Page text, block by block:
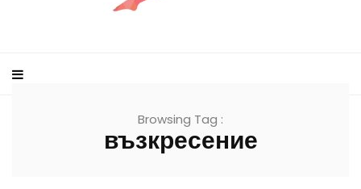
Browsing Tag :
възкресение